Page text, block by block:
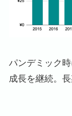
パンデミック
成長を継続。